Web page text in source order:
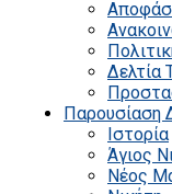
Δελτία
Παρουσίαση
Ιστορία
Άγιος
Νέος